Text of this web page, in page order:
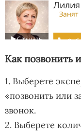
Как позвонить
1. Выберете
«позвонить или
звонок.
2. Выберете